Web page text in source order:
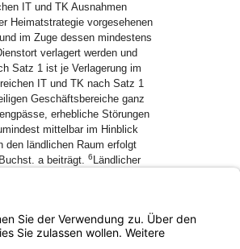
IT und TK Ausnahmen
Heimatstrategie vorgesehenen
im Zuge dessen mindestens
verlagert werden und
Satz 1 ist je Verlagerung im
IT und TK nach Satz 1
Geschäftsbereiche ganz
erhebliche Störungen
mittelbar im Hinblick
den ländlichen Raum erfolgt
a beiträgt. 6 Ländlicher